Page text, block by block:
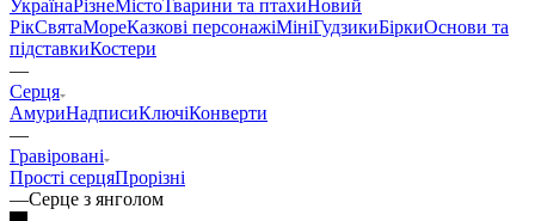
УкраїнаРізнеМістоТварини та птахиНовий
РікСвятаМореКазкові персонажіМініГудзикиБіркиОснови та
підставкиКостери
—
Серця
АмуриНадписиКлючіКонверти
—
Гравіровані
Прості серцяПрорізні
—Серце з янголом